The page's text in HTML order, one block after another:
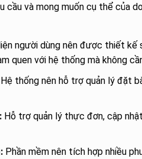
cầu và mong muốn cụ thể của
người dùng nên được thiết kế
quen với hệ thống mà không
thống nên hỗ trợ quản lý đặt
Hỗ trợ quản lý thực đơn, cập
Phần mềm nên tích hợp nhiều